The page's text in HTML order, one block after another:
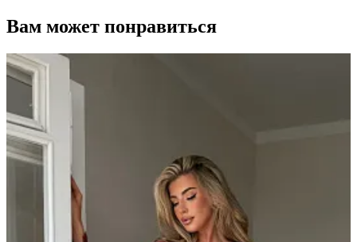
Вам может понравиться